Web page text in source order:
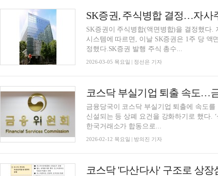
SK증권, 주식병합 결정…자사
SK증권이 주식병합(액면병합)을 결정했다.
시스템에 따르면, 이날 SK증권은 1주 당 액
정했다.SK증권 발행 주식 총수...
2026-03-05 목요일 | 정선은 기자
금융당국이 코스닥 부실기업 퇴출에 속도
신설되는 등 상폐 요건을 강화하기로 했다.
한국거래소가 합동으로...
2026-02-12 목요일 | 방의진 기자